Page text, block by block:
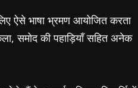
ऐसे भाषा भ्रमण आयोजित करता
समोद की पहाड़ियाँ सहित अनेक